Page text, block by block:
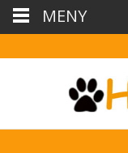
MENY